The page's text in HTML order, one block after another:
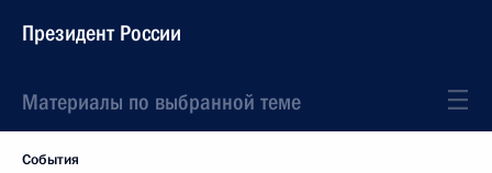
Президент России
Материалы по выбранной теме
События